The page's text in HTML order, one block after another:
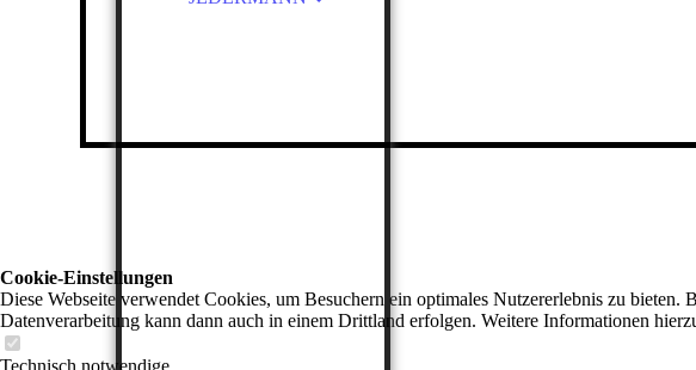
TCM = TRADITIONELLE
Cookie-Einstellungen
Diese Webseite verwendet Cookies, um Besuchern ein optimales Nutzererlebnis zu
Datenverarbeitung kann dann auch in einem Drittland erfolgen. Weitere Informationen
Technisch notwendige